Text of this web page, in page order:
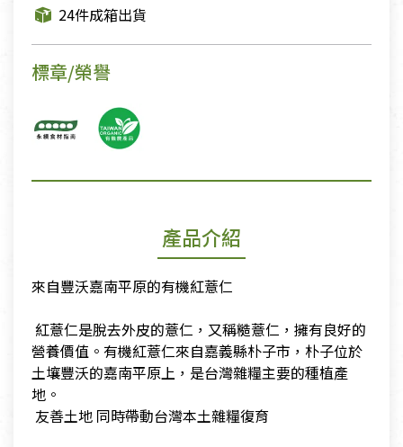
24件成箱出貨
標章/榮譽
產品介紹
來自豐沃嘉南平原的有機紅薏仁
​ 紅薏仁是脫去外皮的薏仁，又稱糙薏仁，擁有良好的
營養價值。有機紅薏仁來自嘉義縣朴子市，朴子位於
土壤豐沃的嘉南平原上，是台灣雜糧主要的種植產
地。
​ 友善土地 同時帶動台灣本土雜糧復育